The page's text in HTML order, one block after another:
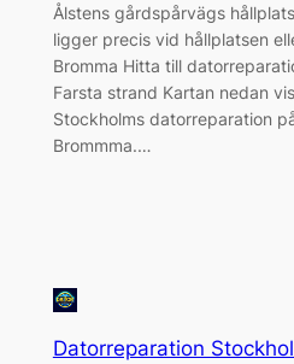
Ålstens gårdspårvägs
ligger precis vid hållplatsen
Bromma Hitta till
Farsta strand Kartan nedan
Stockholms datorreparation
Brommma.…
Datorreparation